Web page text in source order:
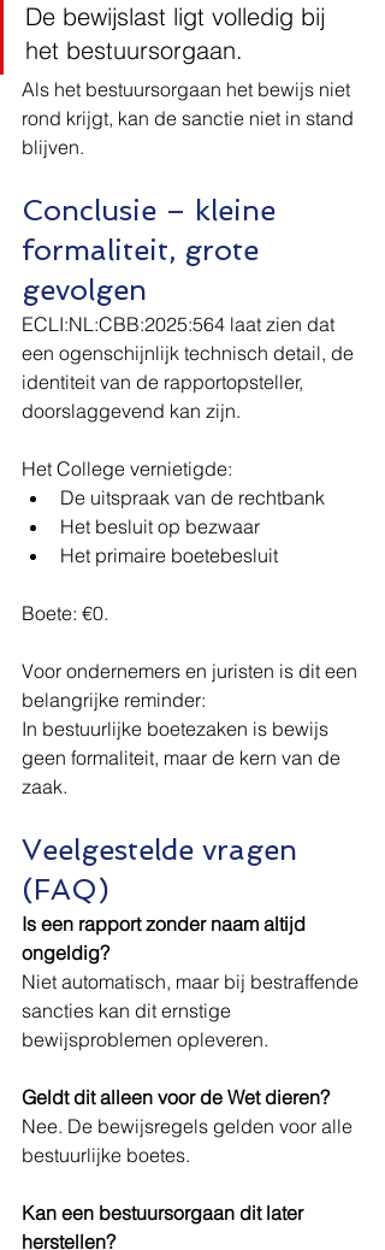
De bewijslast ligt volledig bij
het bestuursorgaan.
Als het bestuursorgaan het bewijs niet
rond krijgt, kan de sanctie niet in stand
blijven.
Conclusie – kleine
formaliteit, grote
gevolgen
ECLI:NL:CBB:2025:564 laat zien dat
een ogenschijnlijk technisch detail, de
identiteit van de rapportopsteller,
doorslaggevend kan zijn.
Het College vernietigde:
De uitspraak van de rechtbank
Het besluit op bezwaar
Het primaire boetebesluit
Boete: €0.
Voor ondernemers en juristen is dit een
belangrijke reminder:
In bestuurlijke boetezaken is bewijs
geen formaliteit, maar de kern van de
zaak.
Veelgestelde vragen
(FAQ)
Is een rapport zonder naam altijd
ongeldig?
Niet automatisch, maar bij bestraffende
sancties kan dit ernstige
bewijsproblemen opleveren.
Geldt dit alleen voor de Wet dieren?
Nee. De bewijsregels gelden voor alle
bestuurlijke boetes.
Kan een bestuursorgaan dit later
herstellen?